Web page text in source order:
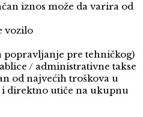
iznos može da varira od
vozilo
popravljanje pre tehničkog)
/ administrativne takse
od najvećih troškova u
direktno utiče na ukupnu